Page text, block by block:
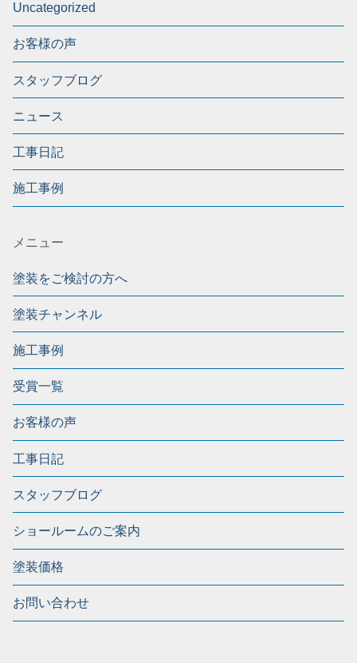
Uncategorized
お客様の声
スタッフブログ
ニュース
工事日記
施工事例
メニュー
塗装をご検討の方へ
塗装チャンネル
施工事例
受賞一覧
お客様の声
工事日記
スタッフブログ
ショールームのご案内
塗装価格
お問い合わせ